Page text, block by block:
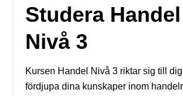
Studera Handel
Nivå 3
Kursen Handel Nivå 3 riktar sig till dig
fördjupa dina kunskaper inom